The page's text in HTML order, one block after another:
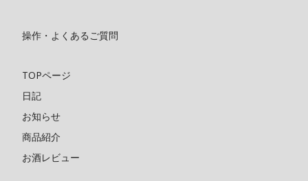
操作・よくあるご質問
TOPページ
日記
お知らせ
商品紹介
お酒レビュー